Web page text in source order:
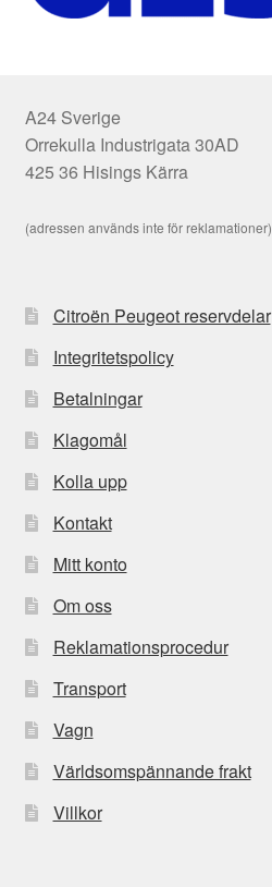
A24 Sverige
Orrekulla Industrigata 30AD
425 36 Hisings Kärra
(adressen används inte för reklamationer)
Citroën Peugeot reservdelar
Integritetspolicy
Betalningar
Klagomål
Kolla upp
Kontakt
Mitt konto
Om oss
Reklamationsprocedur
Transport
Vagn
Världsomspännande frakt
Villkor